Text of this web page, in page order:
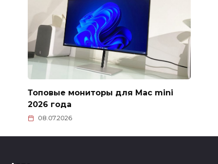
Топовые мониторы для Mac mini
2026 года
08.07.2026